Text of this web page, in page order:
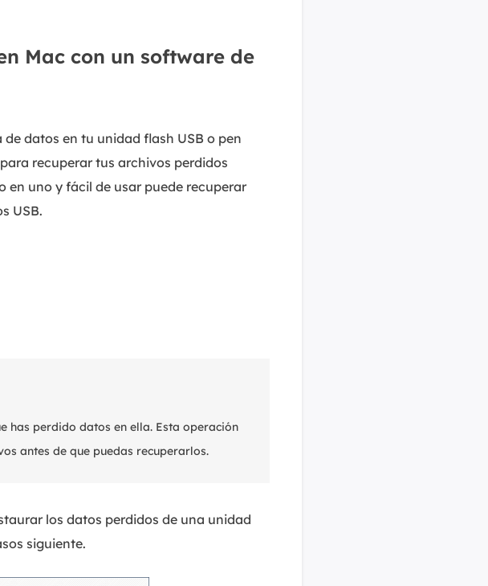
Mac con un software de
datos en tu unidad flash USB o pen
para recuperar tus archivos perdidos
en uno y fácil de usar puede recuperar
USB.
has perdido datos en ella. Esta operación
antes de que puedas recuperarlos.
los datos perdidos de una unidad
siguiente.